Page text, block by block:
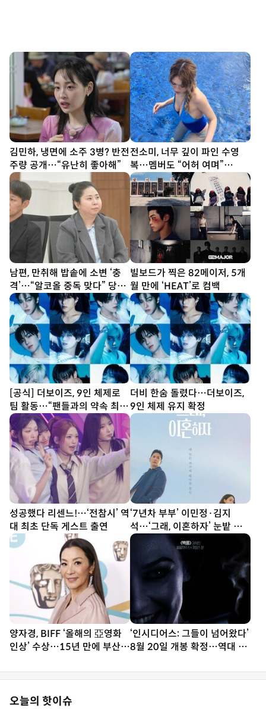
김민하, 냉면에 소주 3병? 반전
주량 공개…“유난히 좋아해”
전소미, 너무 깊이 파인 수영
복…멤버도 “어허 여며”
[DA★]
남편, 만취해 밥솥에 소변 ‘충
격’…“알코올 중독 맞다” 당당
(이숙캠)
빌보드가 찍은 82메이저, 5개
월 만에 ‘HEAT’로 컴백
[공식] 더보이즈, 9인 체제로
팀 활동…“팬들과의 약속 최우
선”
더비 한숨 돌렸다…더보이즈,
9인 체제 유지 확정
성공했다 리센느!…‘전참시’ 역
대 최초 단독 게스트 출연
‘7년차 부부’ 이민정·김지
석…‘그래, 이혼하자’ 눈밭 포
스터 공개
양자경, BIFF ‘올해의 亞영화
인상’ 수상…15년 만에 부산
‘인시디어스: 그들이 넘어왔다’
8월 20일 개봉 확정…역대 악
오늘의 핫이슈